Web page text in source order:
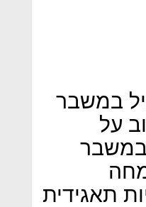
במשבר
על
במשבר
תאגידית